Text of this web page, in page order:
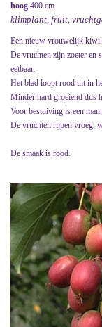
hoog 400 cm
klimplant, fruit,
Een nieuw vrouwelijk kiwi
De vruchten zijn zoeter en
eetbaar.
Het blad loopt rood uit in
Minder hard groeiend dus
Voor bestuiving is een
De vruchten rijpen vroeg,
De smaak is rood.